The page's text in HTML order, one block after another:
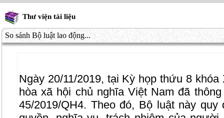
Thư viện tài liệu
So sánh Bộ luật lao động...
Ngày 20/11/2019, tại Kỳ họp thứu 8
hòa xã hội chủ nghĩa Việt Nam đã
45/2019/QH4. Theo đó, Bộ luật này quy